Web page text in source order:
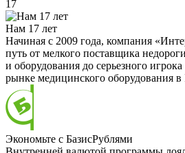
17
Нам 17 лет
Начиная с 2009 года, компания
путь от мелкого поставщика
и оборудования до серьезного
рынке медицинского оборудования в
Экономьте с БазисРублями